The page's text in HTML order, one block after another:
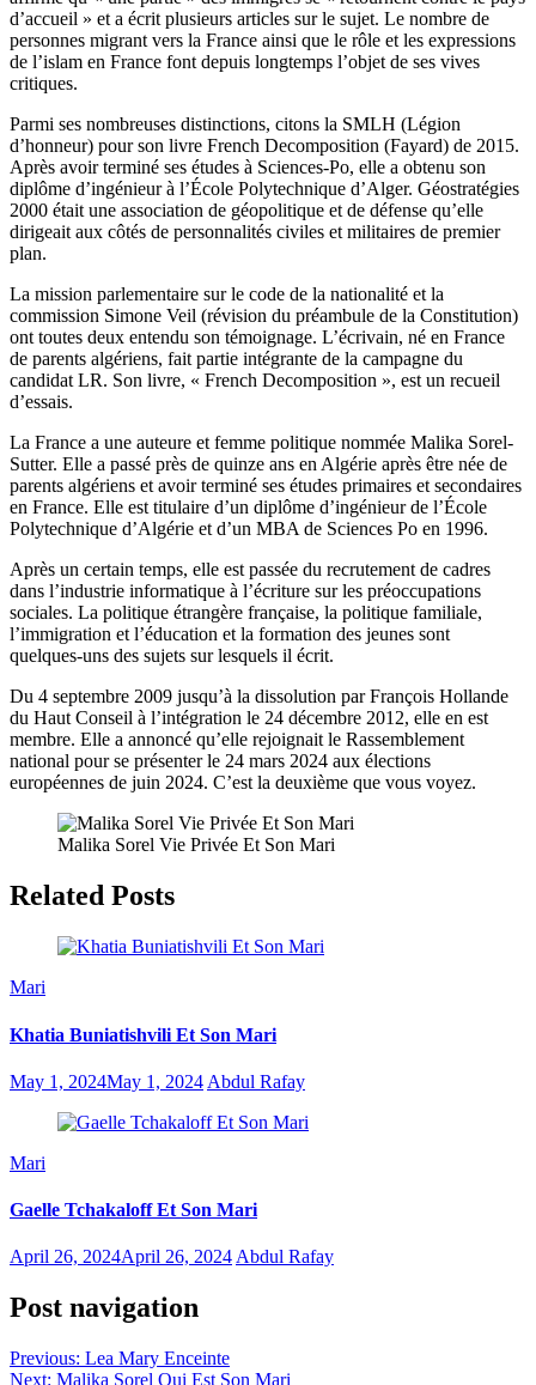
d’accueil » et a écrit plusieurs articles sur le sujet. Le nombre de
personnes migrant vers la France ainsi que le rôle et les expressions
de l’islam en France font depuis longtemps l’objet de ses vives
critiques.
Parmi ses nombreuses distinctions, citons la SMLH (Légion
d’honneur) pour son livre French Decomposition (Fayard) de 2015.
Après avoir terminé ses études à Sciences-Po, elle a obtenu son
diplôme d’ingénieur à l’École Polytechnique d’Alger. Géostratégies
2000 était une association de géopolitique et de défense qu’elle
dirigeait aux côtés de personnalités civiles et militaires de premier
plan.
La mission parlementaire sur le code de la nationalité et la
commission Simone Veil (révision du préambule de la Constitution)
ont toutes deux entendu son témoignage. L’écrivain, né en France
de parents algériens, fait partie intégrante de la campagne du
candidat LR. Son livre, « French Decomposition », est un recueil
d’essais.
La France a une auteure et femme politique nommée Malika Sorel-
Sutter. Elle a passé près de quinze ans en Algérie après être née de
parents algériens et avoir terminé ses études primaires et secondaires
en France. Elle est titulaire d’un diplôme d’ingénieur de l’École
Polytechnique d’Algérie et d’un MBA de Sciences Po en 1996.
Après un certain temps, elle est passée du recrutement de cadres
dans l’industrie informatique à l’écriture sur les préoccupations
sociales. La politique étrangère française, la politique familiale,
l’immigration et l’éducation et la formation des jeunes sont
quelques-uns des sujets sur lesquels il écrit.
Du 4 septembre 2009 jusqu’à la dissolution par François Hollande
du Haut Conseil à l’intégration le 24 décembre 2012, elle en est
membre. Elle a annoncé qu’elle rejoignait le Rassemblement
national pour se présenter le 24 mars 2024 aux élections
européennes de juin 2024. C’est la deuxième que vous voyez.
Malika Sorel Vie Privée Et Son Mari
Related Posts
Mari
Khatia Buniatishvili Et Son Mari
May 1, 2024May 1, 2024 Abdul Rafay
Mari
Gaelle Tchakaloff Et Son Mari
April 26, 2024April 26, 2024 Abdul Rafay
Post navigation
Previous: Lea Mary Enceinte
Next: Malika Sorel Qui Est Son Mari